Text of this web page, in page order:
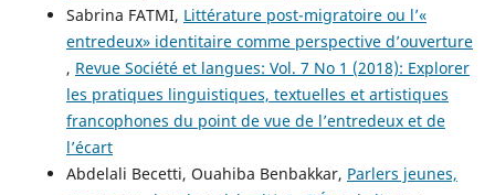
Sabrina FATMI, Littérature post-migratoire ou l’«
entredeux» identitaire comme perspective d’ouverture
, Revue Société et langues: Vol. 7 No 1 (2018): Explorer
les pratiques linguistiques, textuelles et artistiques
francophones du point de vue de l’entredeux et de
l’écart
Abdelali Becetti, Ouahiba Benbakkar, Parlers jeunes,